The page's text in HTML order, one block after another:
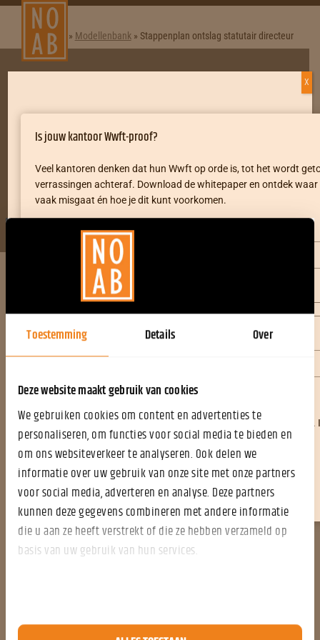
Toestemming Details Over
Deze website maakt gebruik van cookies
We gebruiken cookies om content en advertenties te
personaliseren, om functies voor social media te bieden en
om ons websiteverkeer te analyseren. Ook delen we
informatie over uw gebruik van onze site met onze partners
voor social media, adverteren en analyse. Deze partners
kunnen deze gegevens combineren met andere informatie
die u aan ze heeft verstrekt of die ze hebben verzameld op
basis van uw gebruik van hun services.
Home » Modellenbank» Stappenplan ontslag statutair directeur
Stappenplan ontslag statutair
directeur
Laatste update: 29 juni 2026
bekijken
Inhoudsopgave
Document details
Aanvullende informatie
Is jouw kantoor Wwft-proof?
Veel kantoren denken dat hun Wwft op orde is, tot het wordt
verrassingen achteraf. Download de whitepaper en ontdek
vaak misgaat én hoe je dit kunt voorkomen.
Voornaam*
Ben je al NOAB-lid?
Email*
Ja, ik wil per e-mail updates en relevante content ontvangen.
moment afmelden.
Stuur mij de whitepaper
X